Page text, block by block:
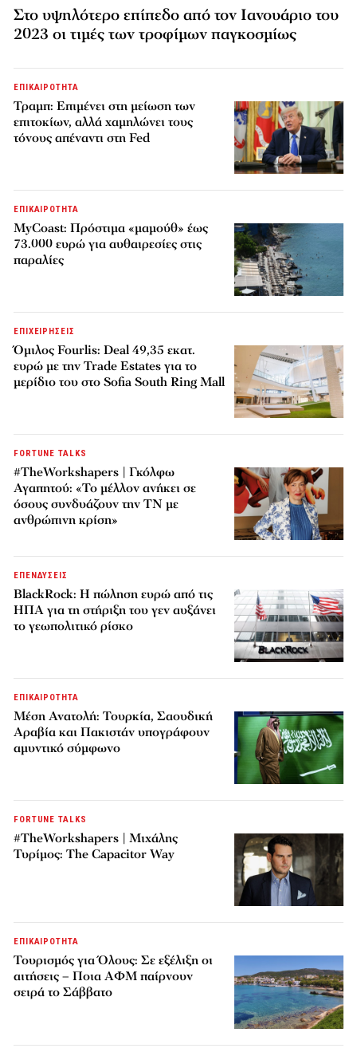
Στο υψηλότερο επίπεδο από τον Ιανουάριο του
2023 οι τιμές των τροφίμων παγκοσμίως
ΕΠΙΚΑΙΡΟΤΗΤΑ
Τραμπ: Επιμένει στη μείωση των
επιτοκίων, αλλά χαμηλώνει τους
τόνους απέναντι στη Fed
ΕΠΙΚΑΙΡΟΤΗΤΑ
MyCoast: Πρόστιμα «μαμούθ» έως
73.000 ευρώ για αυθαιρεσίες στις
παραλίες
ΕΠΙΧΕΙΡΗΣΕΙΣ
Όμιλος Fourlis: Deal 49,35 εκατ.
ευρώ με την Trade Estates για το
μερίδιο του στο Sofia South Ring Mall
FORTUNE TALKS
#TheWorkshapers | Γκόλφω
Αγαπητού: «Το μέλλον ανήκει σε
όσους συνδυάζουν την ΤΝ με
ανθρώπινη κρίση»
ΕΠΕΝΔΥΣΕΙΣ
BlackRock: Η πώληση ευρώ από τις
ΗΠΑ για τη στήριξη του γεν αυξάνει
το γεωπολιτικό ρίσκο
ΕΠΙΚΑΙΡΟΤΗΤΑ
Μέση Ανατολή: Τουρκία, Σαουδική
Αραβία και Πακιστάν υπογράφουν
αμυντικό σύμφωνο
FORTUNE TALKS
#TheWorkshapers | Μιχάλης
Τυρίμος: The Capacitor Way
ΕΠΙΚΑΙΡΟΤΗΤΑ
Τουρισμός για Όλους: Σε εξέλιξη οι
αιτήσεις – Ποια ΑΦΜ παίρνουν
σειρά το Σάββατο